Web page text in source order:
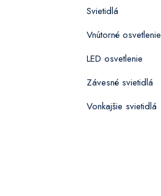
Svietidlá
Vnútorné osvetlenie
LED osvetlenie
Závesné svietidlá
Vonkajšie svietidlá